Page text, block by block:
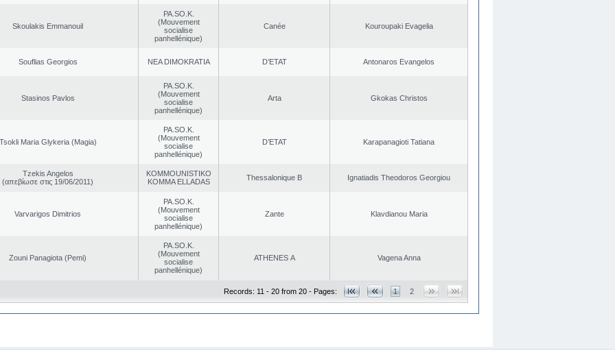
Skoulakis Emmanouil
PA.SO.K.
(Mouvement
socialise
panhellénique)
Canée Kouroupaki Evagelia
Souflias Georgios NEA DΙMOKRATIA D’ETAT Antonaros Evangelos
Stasinos Pavlos
PA.SO.K.
(Mouvement
socialise
panhellénique)
Arta Gkokas Christos
Tsokli Maria Glykeria (Magia)
PA.SO.K.
(Mouvement
socialise
panhellénique)
D’ETAT Karapanagioti Tatiana
Tzekis Angelos
(απεβίωσε στις 19/06/2011)
KOMMOUNISTIKO
KOMMA ELLADAS
Thessalonique B Ignatiadis Theodoros Georgiou
Varvarigos Dimitrios
PA.SO.K.
(Mouvement
socialise
panhellénique)
Zante Klavdianou Maria
Zouni Panagiota (Pemi)
PA.SO.K.
(Mouvement
socialise
panhellénique)
ATHENES Α Vagena Anna
Records: 11 - 20 from 20 - Pages: 1 2